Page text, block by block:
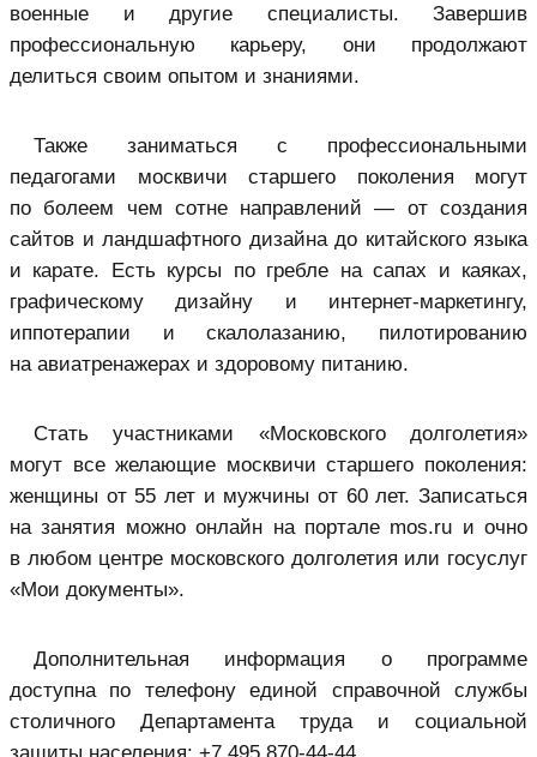
военные и другие специалисты. Завершив
профессиональную карьеру, они продолжают
делиться своим опытом и знаниями.
Также заниматься с профессиональными
педагогами москвичи старшего поколения могут
по болеем чем сотне направлений — от создания
сайтов и ландшафтного дизайна до китайского языка
и карате. Есть курсы по гребле на сапах и каяках,
графическому дизайну и интернет-маркетингу,
иппотерапии и скалолазанию, пилотированию
на авиатренажерах и здоровому питанию.
Стать участниками «Московского долголетия»
могут все желающие москвичи старшего поколения:
женщины от 55 лет и мужчины от 60 лет. Записаться
на занятия можно онлайн на портале mos.ru и очно
в любом центре московского долголетия или госуслуг
«Мои документы».
Дополнительная информация о программе
доступна по телефону единой справочной службы
столичного Департамента труда и социальной
защиты населения: +7 495 870⁠-44⁠-44.